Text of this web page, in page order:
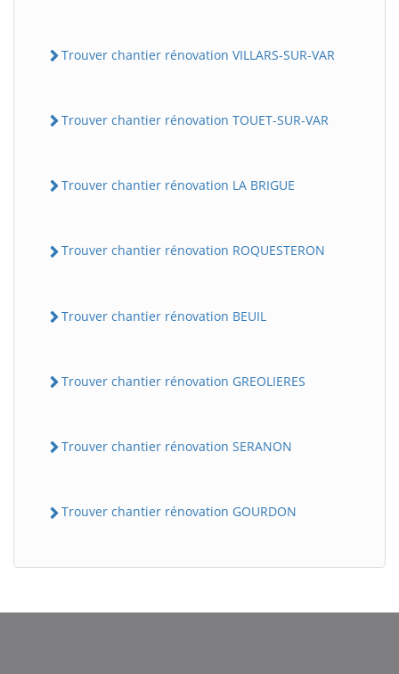
Trouver chantier rénovation VILLARS-SUR-VAR
Trouver chantier rénovation TOUET-SUR-VAR
Trouver chantier rénovation LA BRIGUE
Trouver chantier rénovation ROQUESTERON
Trouver chantier rénovation BEUIL
Trouver chantier rénovation GREOLIERES
Trouver chantier rénovation SERANON
Trouver chantier rénovation GOURDON
BatiWebPro